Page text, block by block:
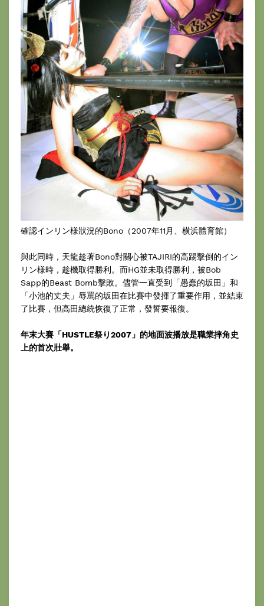
確認インリン様狀況的Bono（2007年11月、横浜體育館）
與此同時，天龍趁著Bono對關心被TAJIRI的高踢擊倒的イン
リン様時，趁機取得勝利。而HG並未取得勝利，被Bob
Sapp的Beast Bomb擊敗。儘管一直受到「愚蠢的坂田」和
「小池的丈夫」辱罵的坂田在比賽中發揮了重要作用，並結束
了比賽，但高田總統恢復了正常，發誓要報復。
年末大賽「HUSTLE祭り2007」的地面波播放是職業摔角史
上的首次壯舉。